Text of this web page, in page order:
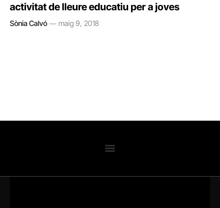
activitat de lleure educatiu per a joves
Sònia Calvó maig 9, 2018